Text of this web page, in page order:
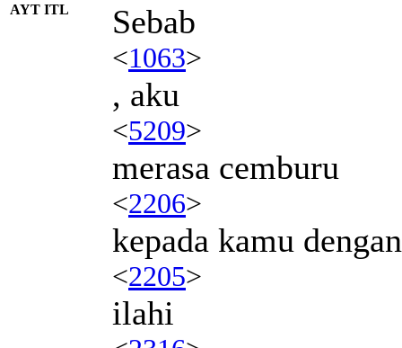
AYT ITL Sebab
<1063>
, aku
<5209>
merasa cemburu
<2206>
kepada kamu
<2205>
ilahi